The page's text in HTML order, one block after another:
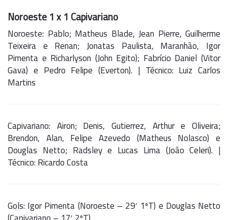
Noroeste 1 x 1 Capivariano
Noroeste: Pablo; Matheus Blade, Jean Pierre, Guilherme
Teixeira e Renan; Jonatas Paulista, Maranhão, Igor
Pimenta e Richarlyson (John Egito); Fabrício Daniel (Vitor
Gava) e Pedro Felipe (Everton). | Técnico: Luiz Carlos
Martins
Capivariano: Airon; Denis, Gutierrez, Arthur e Oliveira;
Brendon, Alan, Felipe Azevedo (Matheus Nolasco) e
Douglas Netto; Radsley e Lucas Lima (João Celeri). |
Técnico: Ricardo Costa
Gols: Igor Pimenta (Noroeste – 29′ 1ºT) e Douglas Netto